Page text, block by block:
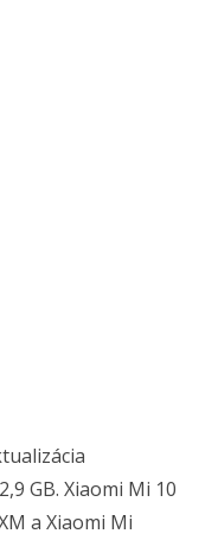
GB. Xiaomi Mi 10
a Xiaomi Mi